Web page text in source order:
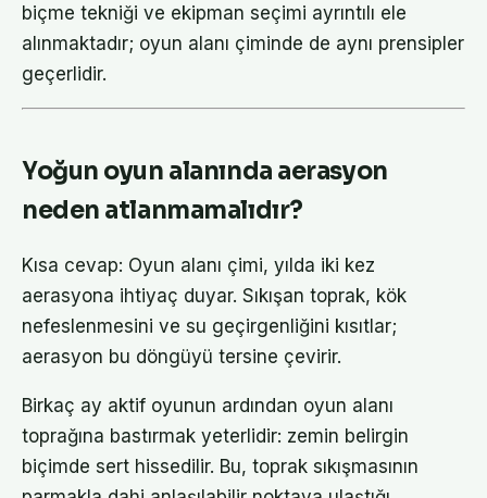
biçme tekniği ve ekipman seçimi ayrıntılı ele
alınmaktadır; oyun alanı çiminde de aynı prensipler
geçerlidir.
Yoğun oyun alanında aerasyon
neden atlanmamalıdır?
Kısa cevap: Oyun alanı çimi, yılda iki kez
aerasyona ihtiyaç duyar. Sıkışan toprak, kök
nefeslenmesini ve su geçirgenliğini kısıtlar;
aerasyon bu döngüyü tersine çevirir.
Birkaç ay aktif oyunun ardından oyun alanı
toprağına bastırmak yeterlidir: zemin belirgin
biçimde sert hissedilir. Bu, toprak sıkışmasının